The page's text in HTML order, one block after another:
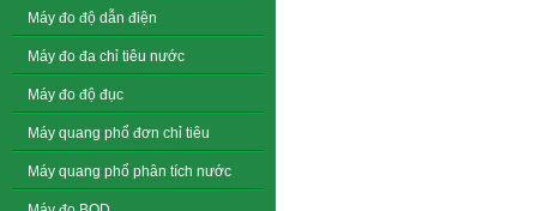
Máy đo độ dẫn điện
Máy đo đa chỉ tiêu nước
Máy đo độ đục
Máy quang phổ đơn chỉ tiêu
Máy quang phổ phân tích nước